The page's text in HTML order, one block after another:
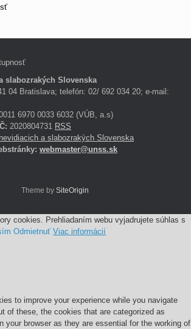
slabozrakých Slovenska
04 Bratislava; telefón: 02/ 692 034 20; e-mail:
6970 0033 6032 (VÚB, a.s)
2020804731 RSS
a slabozrakých Slovenska
webmaster@unss.sk
Theme by SiteOrigin
cookies. Prehliadaním webu vyjadrujete súhlas s
Odmietnuť Viac informácií
to improve your experience while you navigate
of these, the cookies that are categorized as
your browser as they are essential for the working of